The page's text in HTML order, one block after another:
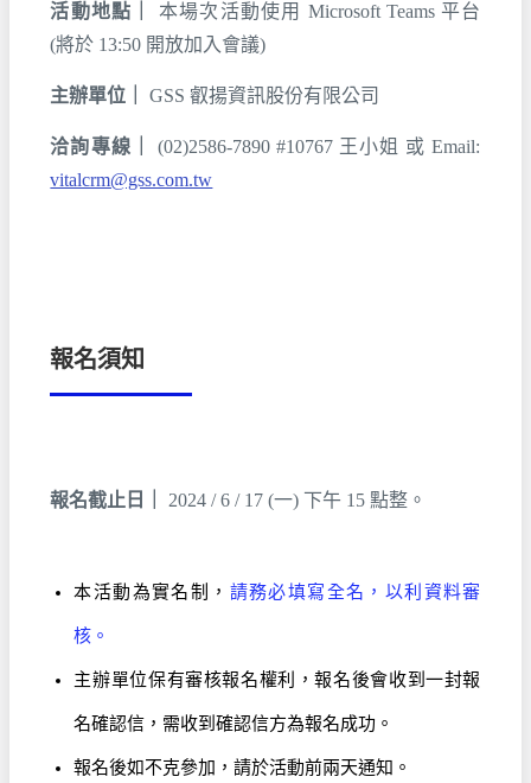
活動地點｜
本場次活動使用 Microsoft Teams 平台
(將於 13:50 開放加入會議)
主辦單位｜GSS 叡揚資訊股份有限公司
洽詢專線｜ (02)2586-7890 #10767 王小姐 或 Email:
vitalcrm@gss.com.tw
報名須知
報名截止日｜ 2024 / 6 / 17 (一) 下午 15 點整。
本活動為實名制， 請務必填寫全名，以利資料審
核。
主辦單位保有審核報名權利，報名後會收到一封報
名確認信，需收到確認信方為報名成功。
報名後如不克參加，請於活動前兩天通知。